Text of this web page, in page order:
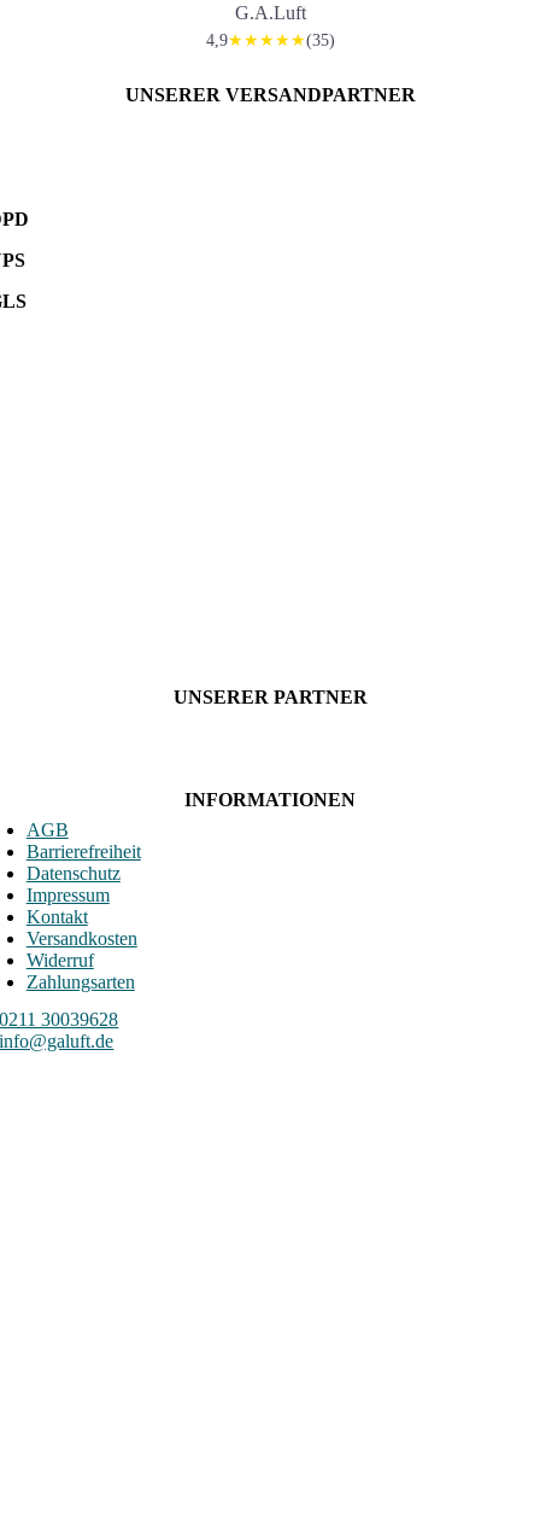
G.A.Luft
4,9★★★★★(35)
UNSERER VERSANDPARTNER
UNSERER PARTNER
INFORMATIONEN
AGB
Barrierefreiheit
Datenschutz
Impressum
Kontakt
Versandkosten
Widerruf
Zahlungsarten
0211 30039628
info@galuft.de